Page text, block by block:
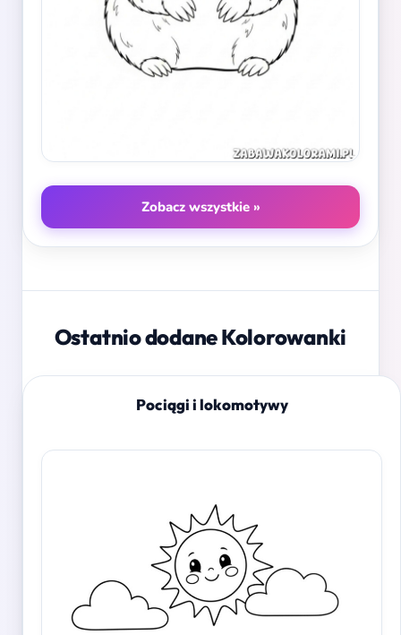
Zobacz wszystkie »
Ostatnio dodane Kolorowanki
Pociągi i lokomotywy